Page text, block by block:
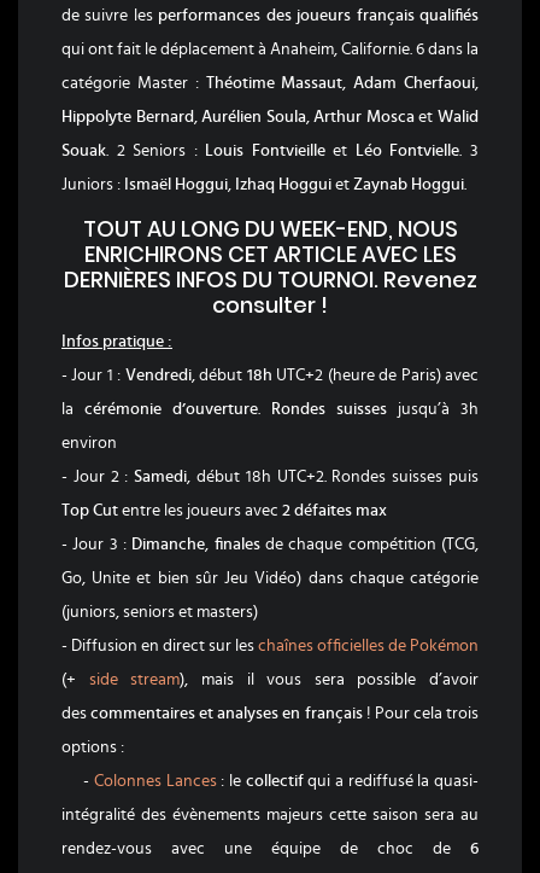
de suivre les performances des joueurs français qualifiés
qui ont fait le déplacement à Anaheim, Californie. 6 dans la
catégorie Master :
Théotime Massaut,Adam Cherfaoui,
Hippolyte Bernard ,Aurélien Soula,Arthur MoscaetWalid
Souak. 2 Seniors : Louis Fontvieilleet Léo Fontvielle. 3
Juniors : Ismaël Hoggui, Izhaq Hoggui et Zaynab Hoggui.
TOUT AU LONG DU WEEK-END, NOUS
ENRICHIRONS CET ARTICLE AVEC LES
DERNIÈRES INFOS DU TOURNOI. Revenez
consulter !
Infos pratique :
- Jour 1 : Vendredi, début 18h UTC+2 (heure de Paris) avec
la cérémonie d’ouverture. Rondes suisses jusqu’à 3h
environ
- Jour 2 :Samedi, début 18h UTC+2. Rondes suisses puis
Top Cut entre les joueurs avec 2 défaites max
- Jour 3 : Dimanche, finalesde chaque compétition (TCG,
Go, Unite et bien sûr Jeu Vidéo) dans chaque catégorie
(juniors, seniors et masters)
- Diffusion en direct sur les chaînes officielles de Pokémon
(+ side stream), mais il vous sera possible d’avoir
descommentaires et analyses en français! Pour cela trois
options :
- Colonnes Lances: le collectifqui a rediffusé la quasi-
intégralité des évènements majeurs cette saison sera au
rendez-vous avec une équipe de choc de 6